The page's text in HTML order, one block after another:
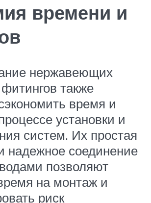
времени и
нержавеющих
также
время и
установки и
систем. Их простая
надежное соединение
позволяют
на монтаж и
риск